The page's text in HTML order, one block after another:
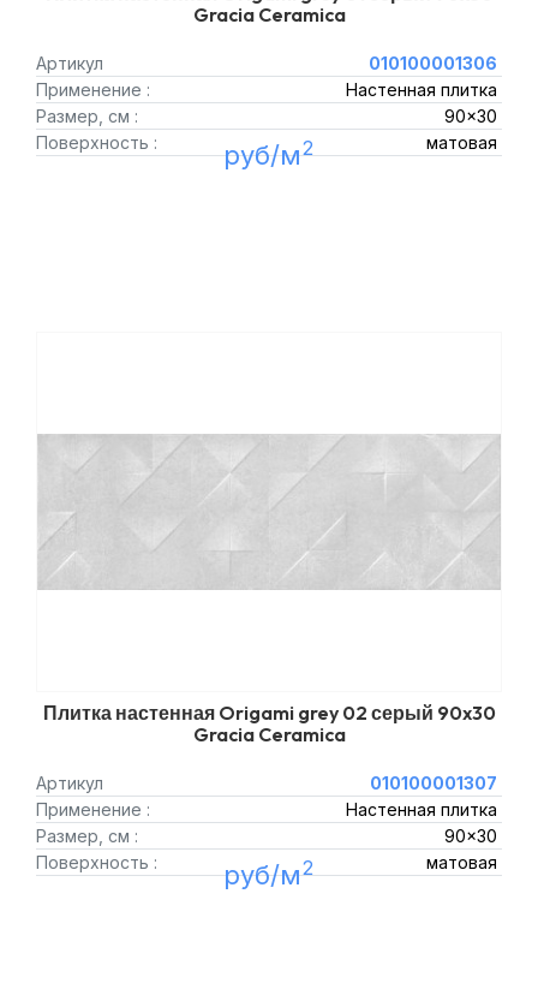
Gracia Ceramica
Артикул
010100001306
Применение :
Настенная плитка
Размер, см :
90x30
Поверхность :
матовая
руб/м2
Плитка настенная Origami grey 02 серый 90x30
Gracia Ceramica
Артикул
010100001307
Применение :
Настенная плитка
Размер, см :
90x30
Поверхность :
матовая
руб/м2